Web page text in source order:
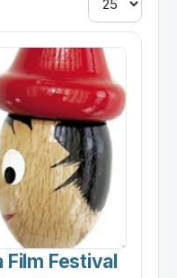
Film Festival